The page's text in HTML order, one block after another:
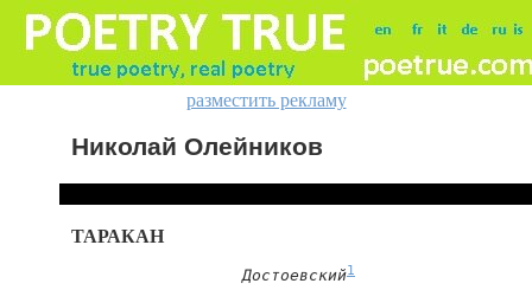
разместить рекламу
Николай Олейников
ТАРАКАН
Достоевский1